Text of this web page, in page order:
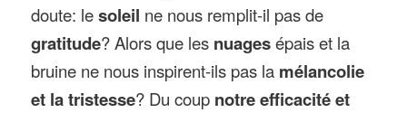
doute: lesoleil ne nous remplit-il pas de
gratitude? Alors que les nuagesépais et la
bruine ne nous inspirent-ils pas la mélancolie
et la tristesse? Du coup notre efficacité et